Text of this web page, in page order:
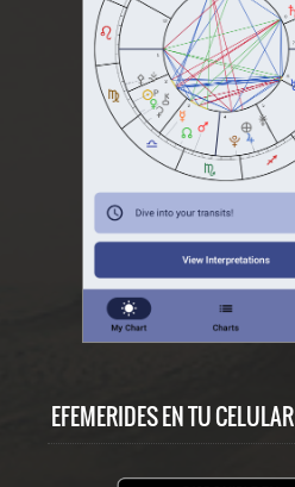
EFEMERIDES EN TU CELULAR